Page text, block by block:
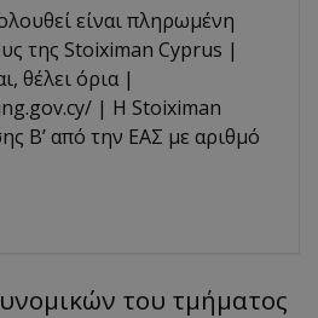
είναι πληρωμένη
της Stoiximan Cyprus |
θέλει όρια |
| Η Stoiximan
Β’ από την ΕΑΣ με αριθμό
του τμήματος